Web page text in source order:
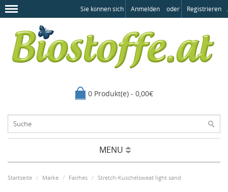
Sie können sich Anmelden oder Registrieren .
0 Produkt(e) - 0,00€
MENU
Startseite Marke Fairhes Stretch-Kuschelsweat light sand